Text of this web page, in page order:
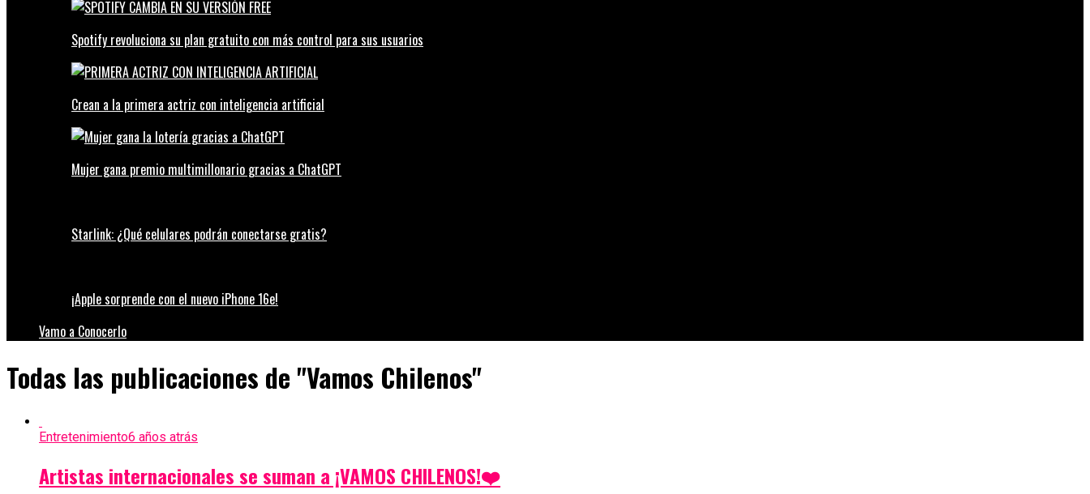
Spotify revoluciona su plan gratuito con más control para sus usuarios
Crean a la primera actriz con inteligencia artificial
Mujer gana premio multimillonario gracias a ChatGPT
Starlink: ¿Qué celulares podrán conectarse gratis?
¡Apple sorprende con el nuevo iPhone 16e!
Vamo a Conocerlo
Todas las publicaciones de "Vamos Chilenos"
Entretenimiento6 años atrás
Artistas internacionales se suman a ¡VAMOS CHILENOS!❤️